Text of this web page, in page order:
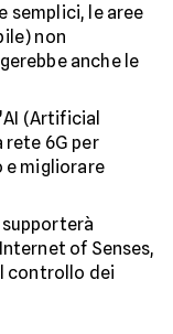
semplici, le aree
non
anche le
(Artificial
6G per
migliorare
supporterà
of Senses,
controllo dei